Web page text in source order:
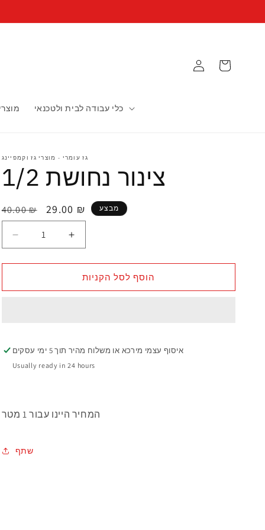
כלי עבודה לבית ולטכנאי
עגלה
גז עומרי - מוצרי גז וקמפיינג
צינור נחושת 1/2
40.00 ₪ 29.00 ₪ מבצע
הוסף לסל הקניות
איסוף עצמי מירכא או משלוח מהיר תוך 5 ימי עסקים
Usually ready in 24 hours
המחיר היינו עבור 1 מטר
שתף